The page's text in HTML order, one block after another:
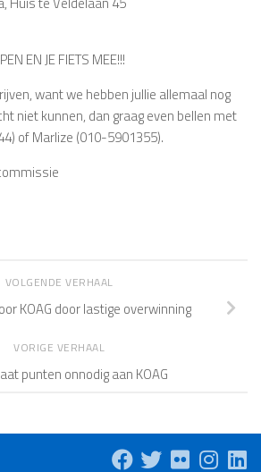
EN JE FIETS MEE!!!
want we hebben jullie allemaal nog
niet kunnen, dan graag even bellen met
of Marlize (010-5901355).
VOLGENDE VERHAAL
KOAG door lastige overwinning
VORIGE VERHAAL
punten onnodig aan KOAG